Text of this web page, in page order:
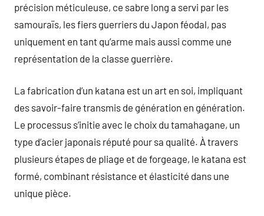
précision méticuleuse, ce sabre long a servi par les
samouraïs, les fiers guerriers du Japon féodal, pas
uniquement en tant qu’arme mais aussi comme une
représentation de la classe guerrière.
La fabrication d’un katana est un art en soi, impliquant
des savoir-faire transmis de génération en génération.
Le processus s’initie avec le choix du tamahagane, un
type d’acier japonais réputé pour sa qualité. À travers
plusieurs étapes de pliage et de forgeage, le katana est
formé, combinant résistance et élasticité dans une
unique pièce.